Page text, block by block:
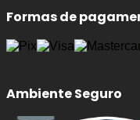
Formas de
Ambiente Seguro